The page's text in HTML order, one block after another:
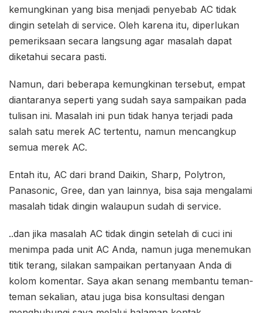
kemungkinan yang bisa menjadi penyebab AC tidak
dingin setelah di service. Oleh karena itu, diperlukan
pemeriksaan secara langsung agar masalah dapat
diketahui secara pasti.
Namun, dari beberapa kemungkinan tersebut, empat
diantaranya seperti yang sudah saya sampaikan pada
tulisan ini. Masalah ini pun tidak hanya terjadi pada
salah satu merek AC tertentu, namun mencangkup
semua merek AC.
Entah itu, AC dari brand Daikin, Sharp, Polytron,
Panasonic, Gree, dan yan lainnya, bisa saja mengalami
masalah tidak dingin walaupun sudah di service.
..dan jika masalah AC tidak dingin setelah di cuci ini
menimpa pada unit AC Anda, namun juga menemukan
titik terang, silakan sampaikan pertanyaan Anda di
kolom komentar. Saya akan senang membantu teman-
teman sekalian, atau juga bisa konsultasi dengan